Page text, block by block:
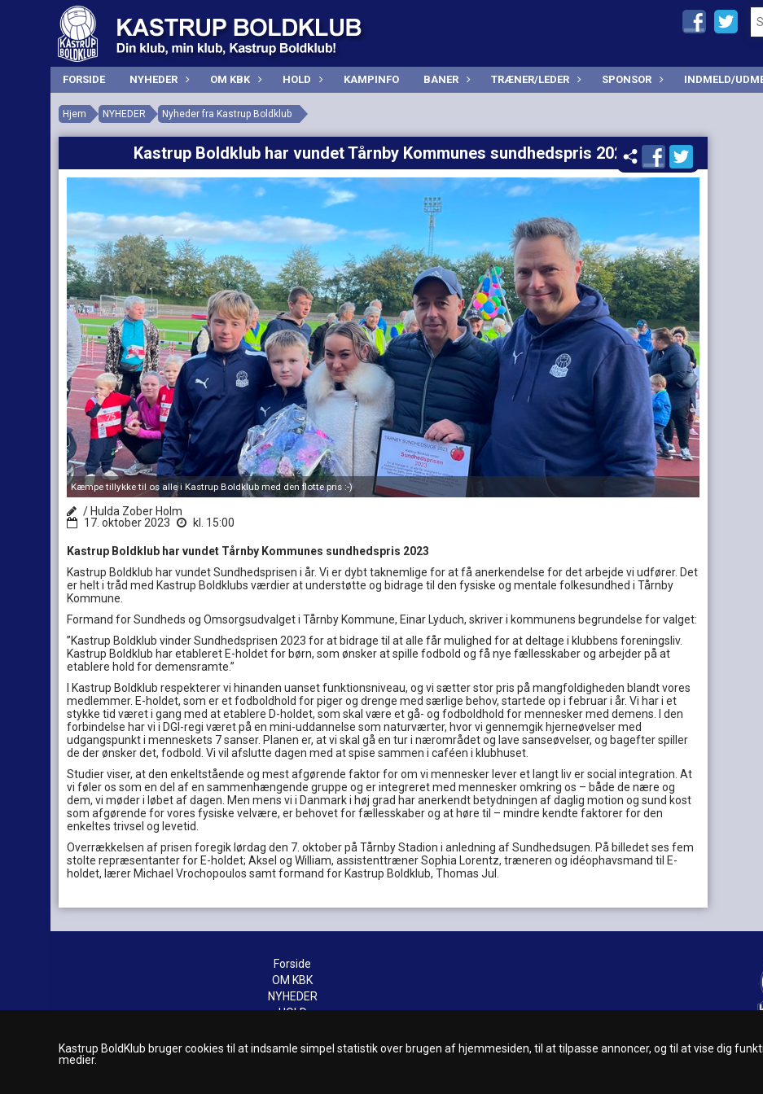
FORSIDE NYHEDER OM KBK HOLD KAMPINFO BANER TRÆNER/LEDER SPONSOR INDMELD/
Hjem NYHEDER Nyheder fra Kastrup Boldklub
Kastrup Boldklub har vundet Tårnby Kommunes sundhedspris 2023
Kæmpe tillykke til os alle i Kastrup Boldklub med den flotte pris :-)
/ Hulda Zober Holm
17. oktober 2023
kl. 15:00
Kastrup Boldklub har vundet Tårnby Kommunes sundhedspris 2023
Kastrup Boldklub har vundet Sundhedsprisen i år. Vi er dybt taknemlige for at få anerkendelse for det arbejde vi udfører. Det
er helt i tråd med Kastrup Boldklubs værdier at understøtte og bidrage til den fysiske og mentale folkesundhed i Tårnby
Kommune.
Formand for Sundheds og Omsorgsudvalget i Tårnby Kommune, Einar Lyduch, skriver i kommunens begrundelse for valget:
”Kastrup Boldklub vinder Sundhedsprisen 2023 for at bidrage til at alle får mulighed for at deltage i klubbens foreningsliv.
Kastrup Boldklub har etableret E-holdet for børn, som ønsker at spille fodbold og få nye fællesskaber og arbejder på at
etablere hold for demensramte.”
I Kastrup Boldklub respekterer vi hinanden uanset funktionsniveau, og vi sætter stor pris på mangfoldigheden blandt vores
medlemmer. E-holdet, som er et fodboldhold for piger og drenge med særlige behov, startede op i februar i år. Vi har i et
stykke tid været i gang med at etablere D-holdet, som skal være et gå- og fodboldhold for mennesker med demens. I den
forbindelse har vi i DGI-regi været på en mini-uddannelse som naturværter, hvor vi gennemgik hjerneøvelser med
udgangspunkt i menneskets 7 sanser. Planen er, at vi skal gå en tur i nærområdet og lave sanseøvelser, og bagefter spiller
de der ønsker det, fodbold. Vi vil afslutte dagen med at spise sammen i caféen i klubhuset.
Studier viser, at den enkeltstående og mest afgørende faktor for om vi mennesker lever et langt liv er social integration. At
vi føler os som en del af en sammenhængende gruppe og er integreret med mennesker omkring os – både de nære og
dem, vi møder i løbet af dagen. Men mens vi i Danmark i høj grad har anerkendt betydningen af daglig motion og sund kost
som afgørende for vores fysiske velvære, er behovet for fællesskaber og at høre til – mindre kendte faktorer for den
enkeltes trivsel og levetid.
Overrækkelsen af prisen foregik lørdag den 7. oktober på Tårnby Stadion i anledning af Sundhedsugen. På billedet ses fem
stolte repræsentanter for E-holdet; Aksel og William, assistenttræner Sophia Lorentz, træneren og idéophavsmand til E-
holdet, lærer Michael Vrochopoulos samt formand for Kastrup Boldklub, Thomas Jul.
Forside
OM KBK
NYHEDER
HOLD
Klubbens historie - billeder og videoer
Kastrup BoldKlub bruger cookies til at indsamle simpel statistik over brugen af hjemmesiden, til at tilpasse annoncer, og til at vise dig
medier.